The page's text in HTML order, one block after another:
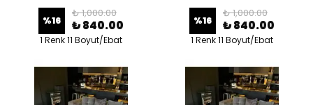
%16
₺ 1,000.00
₺ 840.00
1 Renk 11 Boyut/Ebat
%16
₺ 1,000.00
₺ 840.00
1 Renk 11 Boyut/Ebat